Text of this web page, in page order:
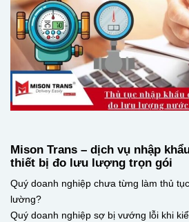
Mison Trans – dịch vụ nhập
thiết bị đo lưu lượng trọn gói
Quý doanh nghiệp chưa từng làm thủ
lường?
Quý doanh nghiệp sợ bị vướng lỗi khi